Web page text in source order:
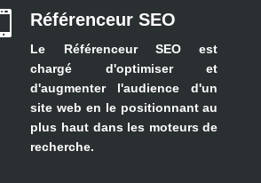
Référenceur SEO
Le Référenceur SEO est
chargé d'optimiser et
d'augmenter l'audience d'un
site web en le positionnant au
plus haut dans les moteurs de
recherche.